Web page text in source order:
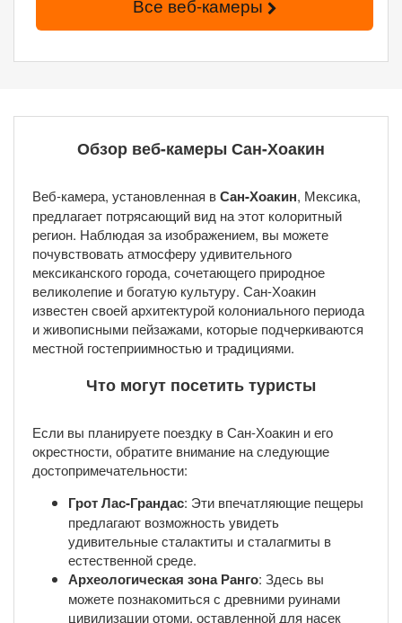
Все веб-камеры
Обзор веб-камеры Сан-Хоакин
Веб-камера, установленная вСан-Хоакин, Мексика,
предлагает потрясающий вид на этот колоритный
регион. Наблюдая за изображением, вы можете
почувствовать атмосферу удивительного
мексиканского города, сочетающего природное
великолепие и богатую культуру. Сан-Хоакин
известен своей архитектурой колониального периода
и живописными пейзажами, которые подчеркиваются
местной гостеприимностью и традициями.
Что могут посетить туристы
Если вы планируете поездку в Сан-Хоакин и его
окрестности, обратите внимание на следующие
достопримечательности:
Грот Лас-Грандас: Эти впечатляющие пещеры
предлагают возможность увидеть
удивительные сталактиты и сталагмиты в
естественной среде.
Археологическая зона Ранго: Здесь вы
можете познакомиться с древними руинами
цивилизации отоми, оставленной для насек